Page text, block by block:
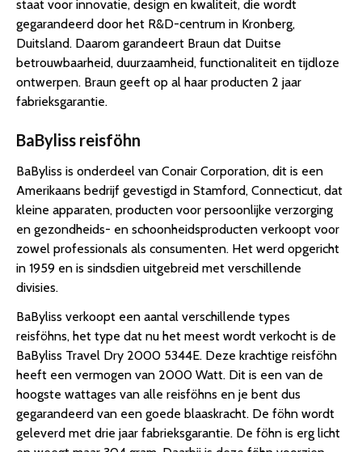
staat voor innovatie, design en kwaliteit, die wordt
gegarandeerd door het R&D-centrum in Kronberg,
Duitsland. Daarom garandeert Braun dat Duitse
betrouwbaarheid, duurzaamheid, functionaliteit en tijdloze
ontwerpen. Braun geeft op al haar producten 2 jaar
fabrieksgarantie.
BaByliss reisföhn
BaByliss is onderdeel van Conair Corporation, dit is een
Amerikaans bedrijf gevestigd in Stamford, Connecticut, dat
kleine apparaten, producten voor persoonlijke verzorging
en gezondheids- en schoonheidsproducten verkoopt voor
zowel professionals als consumenten. Het werd opgericht
in 1959 en is sindsdien uitgebreid met verschillende
divisies.
BaByliss verkoopt een aantal verschillende types
reisföhns, het type dat nu het meest wordt verkocht is de
BaByliss Travel Dry 2000 5344E. Deze krachtige reisföhn
heeft een vermogen van 2000 Watt. Dit is een van de
hoogste wattages van alle reisföhns en je bent dus
gegarandeerd van een goede blaaskracht. De föhn wordt
geleverd met drie jaar fabrieksgarantie. De föhn is erg licht